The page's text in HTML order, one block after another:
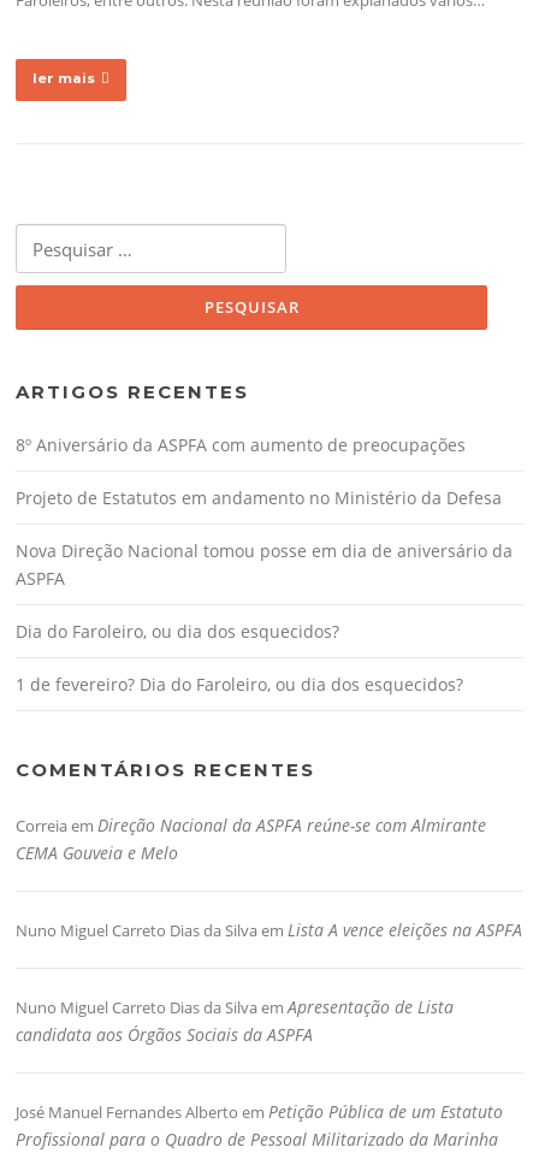
ler mais
por:
ARTIGOS RECENTES
8º Aniversário da ASPFA com aumento de preocupações
Projeto de Estatutos em andamento no Ministério da Defesa
Nova Direção Nacional tomou posse em dia de aniversário da
ASPFA
Dia do Faroleiro, ou dia dos esquecidos?
1 de fevereiro? Dia do Faroleiro, ou dia dos esquecidos?
COMENTÁRIOS RECENTES
CorreiaemDireção Nacional da ASPFA reúne-se com Almirante
CEMA Gouveia e Melo
Nuno Miguel Carreto Dias da SilvaemLista A vence eleições na ASPFA
Nuno Miguel Carreto Dias da SilvaemApresentação de Lista
candidata aos Órgãos Sociais da ASPFA
José Manuel Fernandes Alberto emPetição Pública de um Estatuto
Profissional para o Quadro de Pessoal Militarizado da Marinha